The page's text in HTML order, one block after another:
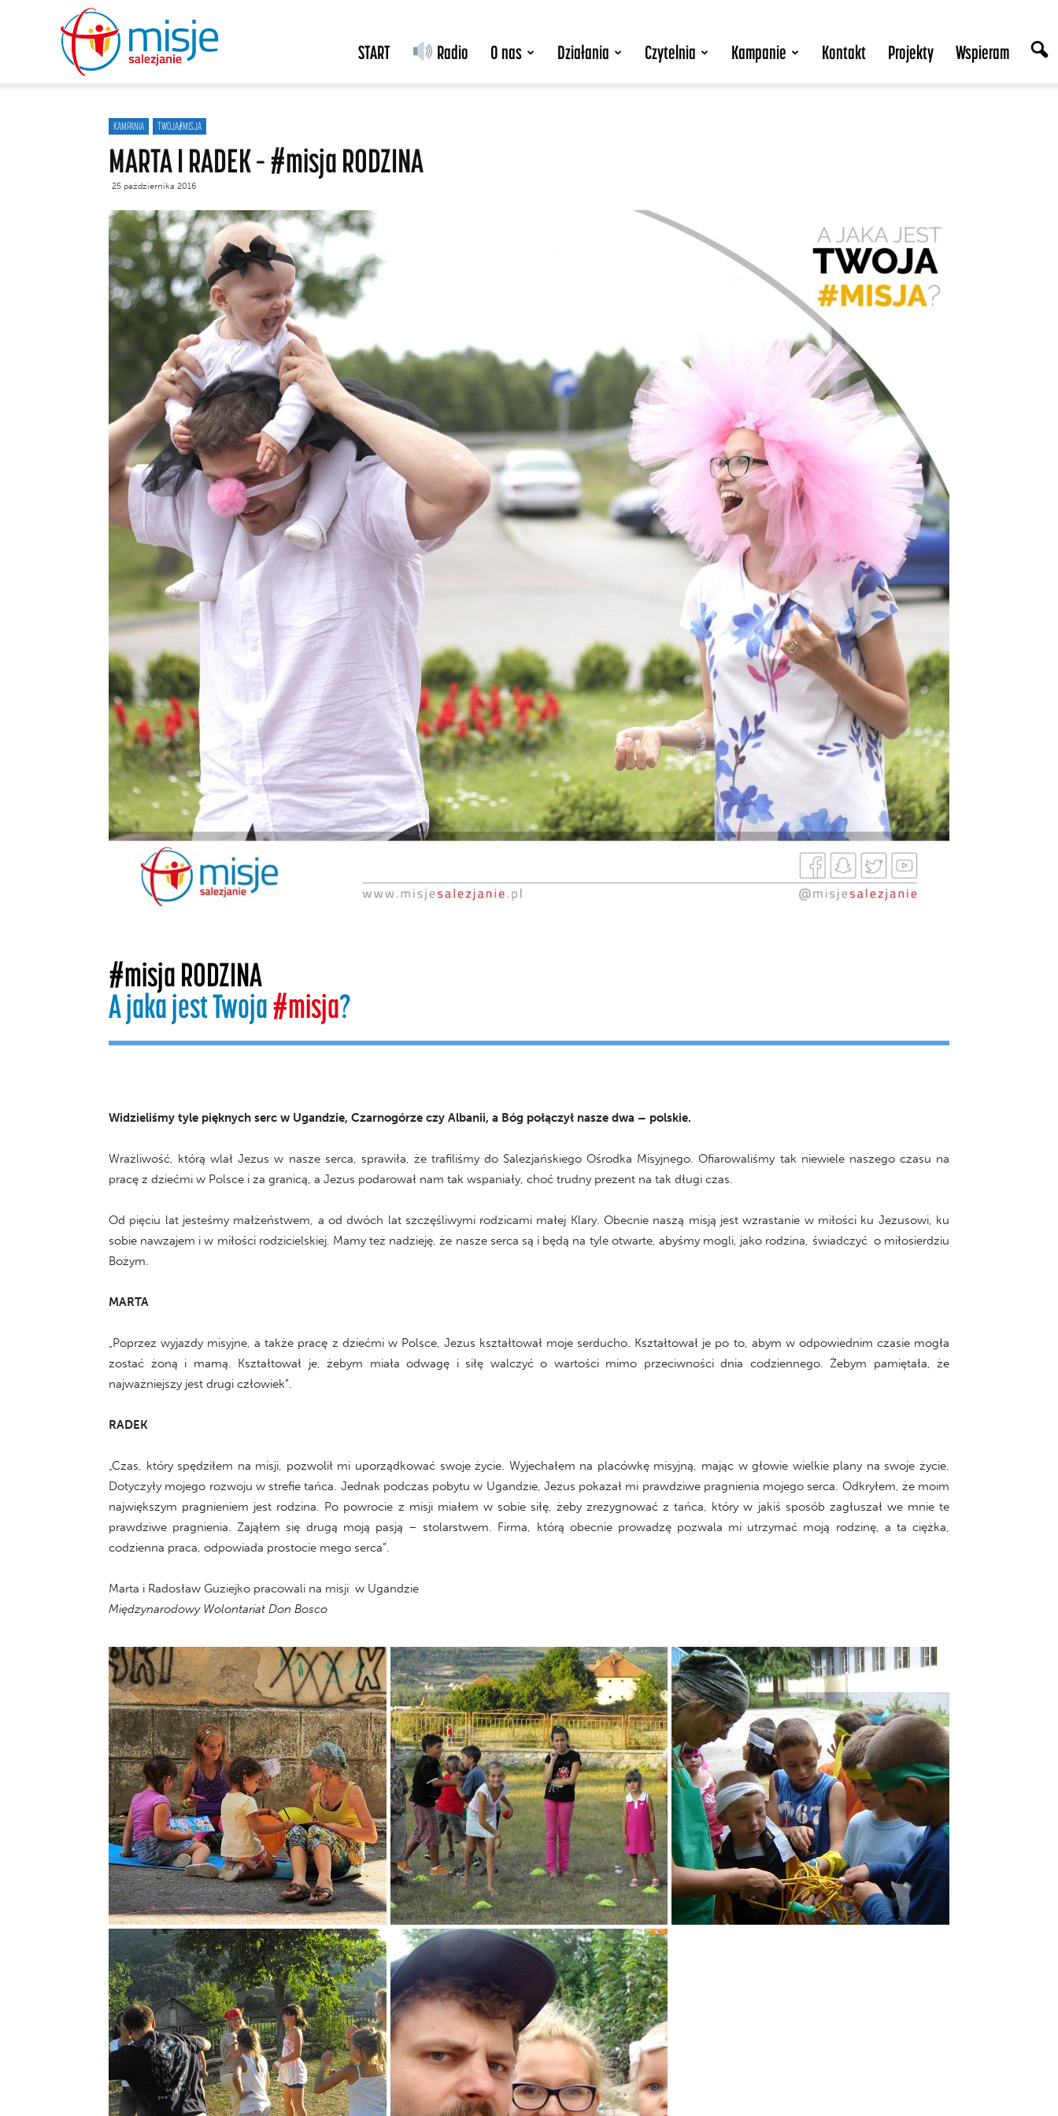
START Radio O nas Działania Czytelnia Kampanie Kontakt Projekty Wspieram
KAMPANIA TWOJA#MISJA
MARTA I RADEK – #misja RODZINA
25 października 2016
#misja RODZINA
A jaka jest Twoja#misja?
Widzieliśmy tyle pięknych serc w Ugandzie, Czarnogórze czy Albanii, a Bóg połączył nasze dwa – polskie.
Wrażliwość, którą wlał Jezus w nasze serca, sprawiła, że trafiliśmy do Salezjańskiego Ośrodka Misyjnego. Ofiarowaliśmy tak niewiele naszego czasu na
pracę z dziećmi w Polsce i za granicą, a Jezus podarował nam tak wspaniały, choć trudny prezent na tak długi czas.
Od pięciu lat jesteśmy małżeństwem, a od dwóch lat szczęśliwymi rodzicami małej Klary. Obecnie naszą misją jest wzrastanie w miłości ku Jezusowi, ku
sobie nawzajem i w miłości rodzicielskiej. Mamy też nadzieję, że nasze serca są i będą na tyle otwarte, abyśmy mogli, jako rodzina, świadczyć o miłosierdziu
Bożym.
MARTA
„Poprzez wyjazdy misyjne, a także pracę z dziećmi w Polsce, Jezus kształtował moje serducho. Kształtował je po to, abym w odpowiednim czasie mogła
zostać żoną i mamą. Kształtował je, żebym miała odwagę i siłę walczyć o wartości mimo przeciwności dnia codziennego. Żebym pamiętała, że
najważniejszy jest drugi człowiek”.
RADEK
„Czas, który spędziłem na misji, pozwolił mi uporządkować swoje życie. Wyjechałem na placówkę misyjną, mając w głowie wielkie plany na swoje życie.
Dotyczyły mojego rozwoju w strefie tańca. Jednak podczas pobytu w Ugandzie, Jezus pokazał mi prawdziwe pragnienia mojego serca. Odkryłem, że moim
największym pragnieniem jest rodzina. Po powrocie z misji miałem w sobie siłę, żeby zrezygnować z tańca, który w jakiś sposób zagłuszał we mnie te
prawdziwe pragnienia. Zająłem się drugą moją pasją – stolarstwem. Firma, którą obecnie prowadzę pozwala mi utrzymać moją rodzinę, a ta ciężka,
codzienna praca, odpowiada prostocie mego serca”.
Marta i Radosław Guziejko pracowali na misji w Ugandzie
Międzynarodowy Wolontariat Don Bosco